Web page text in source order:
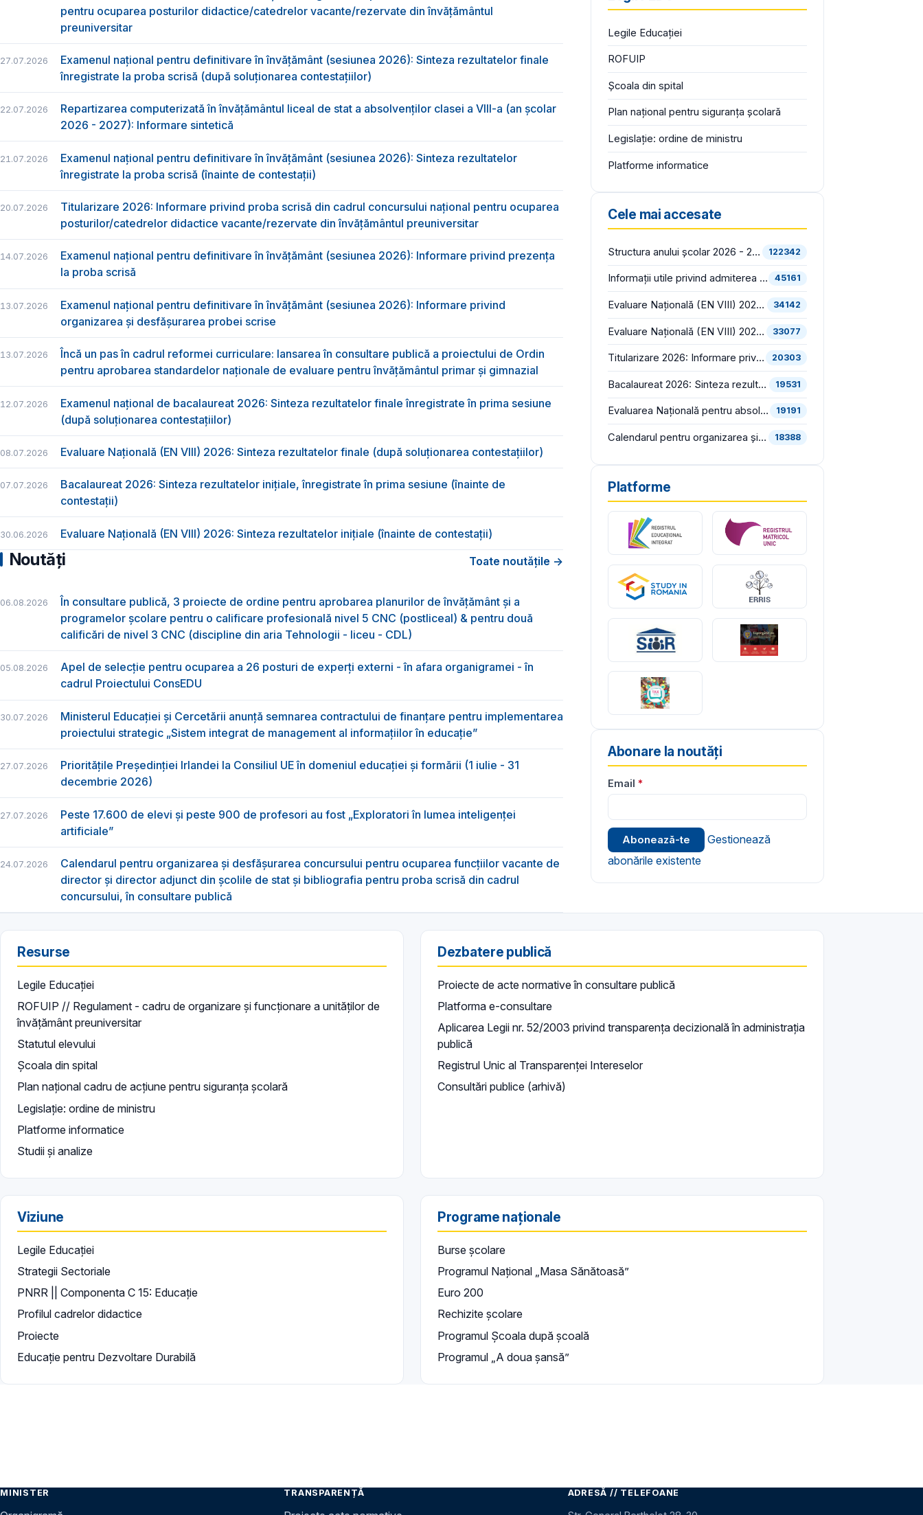
pentru ocuparea posturilor didactice/catedrelor vacante/rezervate din învăţământul
preuniversitar
27.07.2026
Examenul național pentru definitivare în învățământ (sesiunea 2026): Sinteza rezultatelor finale
înregistrate la proba scrisă (după soluționarea contestațiilor)
22.07.2026
Repartizarea computerizată în învăţământul liceal de stat a absolvenţilor clasei a VIII-a (an școlar
2026 - 2027): Informare sintetică
21.07.2026
Examenul național pentru definitivare în învățământ (sesiunea 2026): Sinteza rezultatelor
înregistrate la proba scrisă (înainte de contestații)
20.07.2026
Titularizare 2026: Informare privind proba scrisă din cadrul concursului național pentru ocuparea
posturilor/catedrelor didactice vacante/rezervate din învățământul preuniversitar
14.07.2026
Examenul național pentru definitivare în învățământ (sesiunea 2026): Informare privind prezența
la proba scrisă
13.07.2026
Examenul național pentru definitivare în învățământ (sesiunea 2026): Informare privind
organizarea și desfășurarea probei scrise
13.07.2026
Încă un pas în cadrul reformei curriculare: lansarea în consultare publică a proiectului de Ordin
pentru aprobarea standardelor naționale de evaluare pentru învățământul primar și gimnazial
12.07.2026
Examenul național de bacalaureat 2026: Sinteza rezultatelor finale înregistrate în prima sesiune
(după soluționarea contestațiilor)
08.07.2026 Evaluare Națională (EN VIII) 2026: Sinteza rezultatelor finale (după soluționarea contestațiilor)
07.07.2026
Bacalaureat 2026: Sinteza rezultatelor inițiale, înregistrate în prima sesiune (înainte de
contestații)
30.06.2026 Evaluare Națională (EN VIII) 2026: Sinteza rezultatelor inițiale (înainte de contestații)
Noutăți Toate noutățile →
06.08.2026
În consultare publică, 3 proiecte de ordine pentru aprobarea planurilor de învățământ și a
programelor școlare pentru o calificare profesională nivel 5 CNC (postliceal) & pentru două
calificări de nivel 3 CNC (discipline din aria Tehnologii - liceu - CDL)
05.08.2026
Apel de selecție pentru ocuparea a 26 posturi de experți externi - în afara organigramei - în
cadrul Proiectului ConsEDU
30.07.2026
Ministerul Educației și Cercetării anunță semnarea contractului de finanțare pentru implementarea
proiectului strategic „Sistem integrat de management al informațiilor în educație”
27.07.2026
Prioritățile Președinției Irlandei la Consiliul UE în domeniul educației și formării (1 iulie - 31
decembrie 2026)
27.07.2026
Peste 17.600 de elevi și peste 900 de profesori au fost „Exploratori în lumea inteligenței
artificiale”
24.07.2026
Calendarul pentru organizarea și desfășurarea concursului pentru ocuparea funcțiilor vacante de
director și director adjunct din școlile de stat și bibliografia pentru proba scrisă din cadrul
concursului, în consultare publică
Legile Educației
ROFUIP
Școala din spital
Plan național pentru siguranța școlară
Legislație: ordine de ministru
Platforme informatice
Cele mai accesate
Structura anului școlar 2026 - 2027, avizată și aprobată 122342
Informații utile privind admiterea în învățământul liceal (an școlar 2026 - 2027) 45161
Evaluare Națională (EN VIII) 2026: Sinteza rezultatelor inițiale (înainte de contestații) 34142
Evaluare Națională (EN VIII) 2026: Sinteza rezultatelor finale (după soluționarea contestațiilor) 33077
Titularizare 2026: Informare privind proba scrisă din cadrul concursului național pentru ocuparea posturilor/catedrelor didactice vacante/rezervate din învățământul preuniversitar 20303
Bacalaureat 2026: Sinteza rezultatelor inițiale, înregistrate în prima sesiune (înainte de contestații) 19531
Evaluarea Națională pentru absolvenții clasei a VIII-a (EN VIII 2026) începe luni, 22 iunie 19191
Calendarul pentru organizarea și desfășurarea concursului pentru ocuparea funcțiilor vacante de director și director adjunct din școlile de stat și bibliografia pentru proba scrisă din cadrul concursului, în consultare publică 18388
Platforme
Abonare la noutăți
Email
Gestionează
abonările existente
Resurse
Legile Educației
ROFUIP // Regulament - cadru de organizare și funcționare a unităților de
învățământ preuniversitar
Statutul elevului
Școala din spital
Plan național cadru de acțiune pentru siguranța școlară
Legislație: ordine de ministru
Platforme informatice
Studii și analize
Dezbatere publică
Proiecte de acte normative în consultare publică
Platforma e-consultare
Aplicarea Legii nr. 52/2003 privind transparența decizională în administrația
publică
Registrul Unic al Transparenței Intereselor
Consultări publice (arhivă)
Viziune
Legile Educației
Strategii Sectoriale
PNRR || Componenta C 15: Educație
Profilul cadrelor didactice
Proiecte
Educație pentru Dezvoltare Durabilă
Programe naționale
Burse școlare
Programul Național „Masa Sănătoasă”
Euro 200
Rechizite școlare
Programul Școala după școală
Programul „A doua şansă”
MINISTER TRANSPARENȚĂ ADRESĂ // TELEFOANE